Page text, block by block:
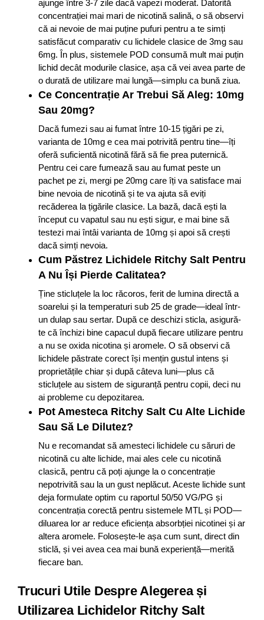
ajunge între 3-7 zile dacă vapezi moderat. Datorită
concentrației mai mari de nicotină salină, o să observi
că ai nevoie de mai puține pufuri pentru a te simți
satisfăcut comparativ cu lichidele clasice de 3mg sau
6mg. În plus, sistemele POD consumă mult mai puțin
lichid decât modurile clasice, așa că vei avea parte de
o durată de utilizare mai lungă—simplu ca bună ziua.
Ce Concentrație Ar Trebui Să Aleg: 10mg
Sau 20mg?
Dacă fumezi sau ai fumat între 10-15 țigări pe zi,
varianta de 10mg e cea mai potrivită pentru tine—îți
oferă suficientă nicotină fără să fie prea puternică.
Pentru cei care fumează sau au fumat peste un
pachet pe zi, mergi pe 20mg care îți va satisface mai
bine nevoia de nicotină și te va ajuta să eviți
recăderea la țigările clasice. La bază, dacă ești la
început cu vapatul sau nu ești sigur, e mai bine să
testezi mai întâi varianta de 10mg și apoi să crești
dacă simți nevoia.
Cum Păstrez Lichidele Ritchy Salt Pentru
A Nu Își Pierde Calitatea?
Ține sticluțele la loc răcoros, ferit de lumina directă a
soarelui și la temperaturi sub 25 de grade—ideal într-
un dulap sau sertar. După ce deschizi sticla, asigură-
te că închizi bine capacul după fiecare utilizare pentru
a nu se oxida nicotina și aromele. O să observi că
lichidele păstrate corect își mențin gustul intens și
proprietățile chiar și după câteva luni—plus că
sticluțele au sistem de siguranță pentru copii, deci nu
ai probleme cu depozitarea.
Pot Amesteca Ritchy Salt Cu Alte Lichide
Sau Să Le Dilutez?
Nu e recomandat să amesteci lichidele cu săruri de
nicotină cu alte lichide, mai ales cele cu nicotină
clasică, pentru că poți ajunge la o concentrație
nepotrivită sau la un gust neplăcut. Aceste lichide sunt
deja formulate optim cu raportul 50/50 VG/PG și
concentrația corectă pentru sistemele MTL și POD—
diluarea lor ar reduce eficiența absorbției nicotinei și ar
altera aromele. Folosește-le așa cum sunt, direct din
sticlă, și vei avea cea mai bună experiență—merită
fiecare ban.
Trucuri Utile Despre Alegerea și
Utilizarea Lichidelor Ritchy Salt